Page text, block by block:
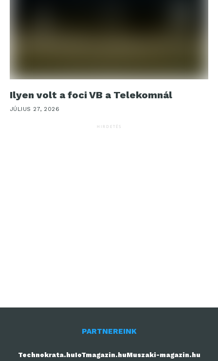
Ilyen volt a foci VB a Telekomnál
JÚLIUS 27, 2026
HIRDETÉS
PARTNEREINK
Technokrata.huIoTmagazin.huMuszaki-magazin.hu